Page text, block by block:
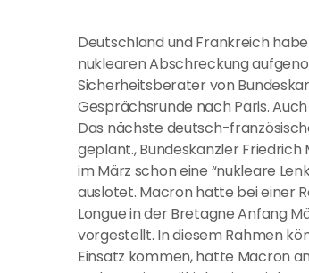
Deutschland und Frankreich
nuklearen Abschreckung
Sicherheitsberater von
Gesprächsrunde nach Paris.
Das nächste deutsch-
geplant., Bundeskanzler
im März schon eine “nukleare
auslotet. Macron hatte bei einer
Longue in der Bretagne Anfang
vorgestellt. In diesem Rahmen
Einsatz kommen, hatte Macron